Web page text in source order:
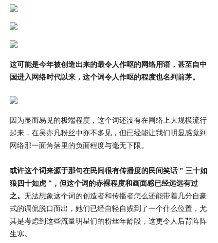
这可能是今年被创造出来的最令人作呕的网络用语，甚至自中
国进入网络时代以来，这个词令人作呕的程度也名列前茅。
因为显而易见的极端程度，这个词还没有在网络上大规模流行
起来，在吴亦凡粉丝中亦不多见，但已经能让我们明显感觉到
网络那一面角落里的负面程度与毫无下限。
或许这个词来源于那句在民间很有传播度的民间笑话 ” 三十如
狼四十如虎 “，但这个词的赤裸程度和画面感已经远远有过
之。 无法想象这个词的创造者和传播者怎么还能带着几分自豪
式的调侃脱口而出，她们已经自轻自贱到了一个什么位置，尤
其是考虑到这些流量明星们的粉丝年龄段，这更令人后背阵阵
生寒。